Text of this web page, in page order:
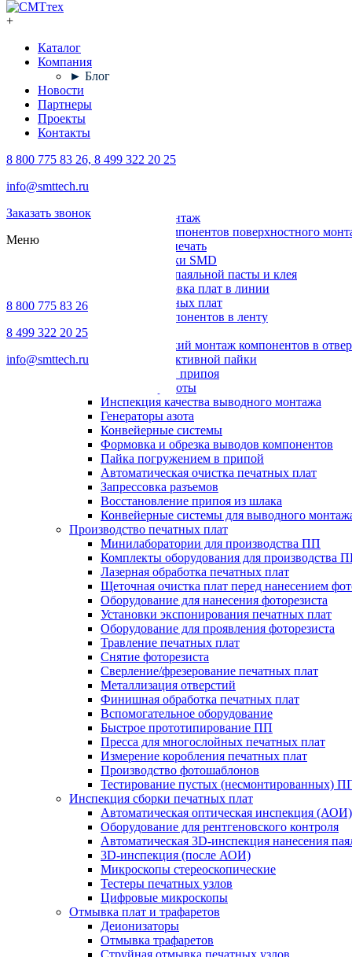
+
Каталог
Компания
► Блог
Новости
Партнеры
Проекты
Контакты
8 800 775 83 26, 8 499 322 20 25
info@smttech.ru
Заказать звонок
Меню
8 800 775 83 26
8 499 322 20 25
info@smttech.ru
Поверхностный монтаж
Установка компонентов поверхностного
Трафаретная печать
Печи для пайки SMD
Дозирование паяльной пасты и клея
Транспортировка плат в линии
Ремонт печатных плат
Упаковка компонентов в ленту
Выводной монтаж
Автоматический монтаж компонентов в
Системы селективной пайки
Пайка волной припоя
Паяльные роботы
Инспекция качества выводного монтажа
Генераторы азота
Конвейерные системы
Формовка и обрезка выводов компонентов
Пайка погружением в припой
Автоматическая очистка печатных плат
Запрессовка разъемов
Восстановление припоя из шлака
Конвейерные системы для выводного
Производство печатных плат
Минилаборатории для производства ПП
Комплекты оборудования для производства
Лазерная обработка печатных плат
Щеточная очистка плат перед нанесением
Оборудование для нанесения фоторезиста
Установки экспонирования печатных плат
Оборудование для проявления фоторезиста
Травление печатных плат
Снятие фоторезиста
Сверление/фрезерование печатных плат
Металлизация отверстий
Финишная обработка печатных плат
Вспомогательное оборудование
Быстрое прототипирование ПП
Пресса для многослойных печатных плат
Измерение коробления печатных плат
Производство фотошаблонов
Тестирование пустых (несмонтированных)
Инспекция сборки печатных плат
Автоматическая оптическая инспекция (АОИ)
Оборудование для рентгеновского контроля
Автоматическая 3D-инспекция нанесения
3D-инспекция (после АОИ)
Микроскопы стереоскопические
Тестеры печатных узлов
Цифровые микроскопы
Отмывка плат и трафаретов
Деионизаторы
Отмывка трафаретов
Струйная отмывка печатных узлов